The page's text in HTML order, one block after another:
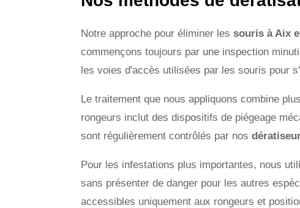
Notre approche pour éliminer les souris à Aix
commençons toujours par une inspection
les voies d'accès utilisées par les souris pour
Le traitement que nous appliquons combine
rongeurs inclut des dispositifs de piégeage
sont régulièrement contrôlés par nos
Pour les infestations plus importantes, nous
sans présenter de danger pour les autres
accessibles uniquement aux rongeurs et